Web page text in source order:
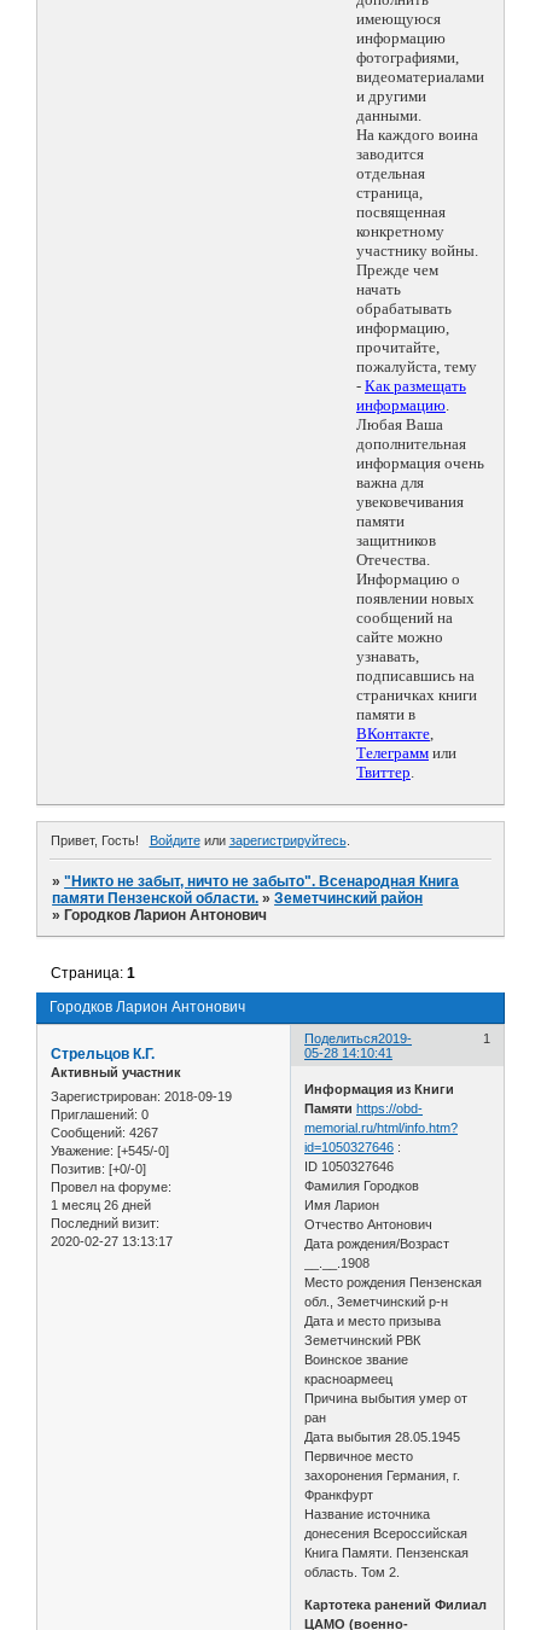
имеющуюся
информацию
фотографиями,
видеоматериалами
и другими
данными.
На каждого воина
заводится
отдельная
страница,
посвященная
конкретному
участнику войны.
Прежде чем
начать
обрабатывать
информацию,
прочитайте,
пожалуйста, тему
- Как размещать
информацию.
Любая Ваша
дополнительная
информация очень
важна для
увековечивания
памяти
защитников
Отечества.
Информацию о
появлении новых
сообщений на
сайте можно
узнавать,
подписавшись на
страничках книги
памяти в
ВКонтакте,
Телеграмм или
Твиттер.
Привет, Гость! Войдитеили зарегистрируйтесь.
»"Никто не забыт, ничто не забыто". Всенародная Книга
памяти Пензенской области. »Земетчинский район
» Городков Ларион Антонович
Городков Ларион Антонович
Страница:1
Поделиться 1
2019-
05-28 14:10:41
Стрельцов К.Г.
Активный участник
Зарегистрирован: 2018-09-19
Приглашений: 0
Сообщений: 4267
Уважение: [+545/-0]
Позитив: [+0/-0]
Провел на форуме:
1 месяц 26 дней
Последний визит:
2020-02-27 13:13:17
Информация из Книги
Памяти https://obd-
memorial.ru/html/info.htm?
id=1050327646 :
ID 1050327646
Фамилия Городков
Имя Ларион
Отчество Антонович
Дата рождения/Возраст
__.__.1908
Место рождения Пензенская
обл., Земетчинский р-н
Дата и место призыва
Земетчинский РВК
Воинское звание
красноармеец
Причина выбытия умер от
ран
Дата выбытия 28.05.1945
Первичное место
захоронения Германия, г.
Франкфурт
Название источника
донесения Всероссийская
Книга Памяти. Пензенская
область. Том 2.
Картотека ранений Филиал
ЦАМО (военно-